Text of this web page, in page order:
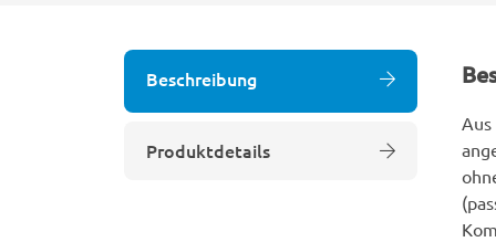
Beschreibung
Produktdetails